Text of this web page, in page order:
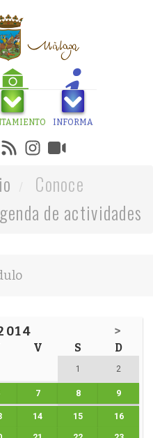
INFORMA
Conoce
de actividades
>
V S D
1 2
7 8 9
14 15 16